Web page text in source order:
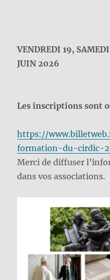
VENDREDI 19,
JUIN 2026
Les inscriptions sont
https://
formation-du-cirdic-
Merci de diffuser
dans vos associations.